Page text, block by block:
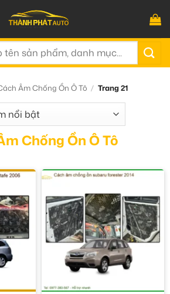
Âm Chống Ồn Ô Tô / Trang 21
Chống Ồn Ô Tô